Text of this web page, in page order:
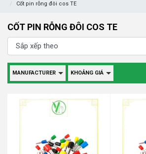
Cốt pin rỗng đôi cos TE
CỐT PIN RỖNG ĐÔI COS TE
MANUFACTURER KHOẢNG GIÁ